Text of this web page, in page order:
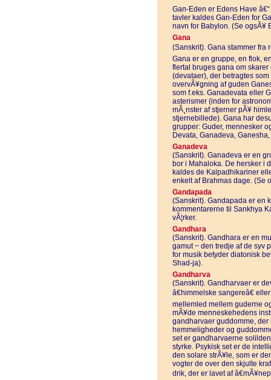
Gan-Eden er Edens Have
tavler kaldes Gan-Eden for
navn for Babylon. (Se ogsÃ¥
Gana
(Sanskrit). Gana stammer fra
Gana er en gruppe, en flok,
flertal bruges gana om
(devataer), der betragtes
overvÃ¥gning af guden
som f.eks. Ganadevata eller
asterismer (inden for
mÃ¸nster af stjerner pÃ¥
stjernebillede). Gana har
grupper: Guder, mennesker
Devata, Ganadeva,
Ganadeva
(Sanskrit). Ganadeva er en
bor i Mahaloka. De hersker i
kaldes de Kalpadhikariner
enkelt af Brahmas dage. (Se
Gandapada
(Sanskrit). Gandapada er en
kommentarerne til Sankhya
vÃ¦rker.
Gandhara
(Sanskrit). Gandhara er en
gamut − den tredje af de syv
for musik betyder diatonisk
Shad-ja).
Gandharva
(Sanskrit). Gandharvaer er
â€himmelske sangereâ€
mellemled mellem guderne
mÃ¥de menneskehedens
gandharvaer guddomme,
hemmeligheder og
set er gandharvaerne
styrke. Psykisk set er de
den solare strÃ¥le, som er
vogter de over den skjulte
drik, der er lavet af